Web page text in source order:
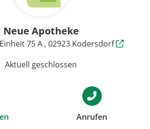
Neue Apotheke
75 A , 02923 Kodersdorf
Aktuell geschlossen
Anrufen